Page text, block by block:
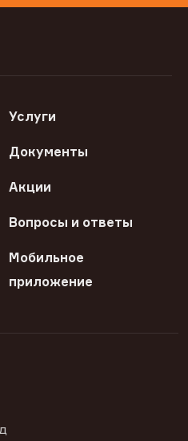
Услуги
Документы
Акции
Вопросы и ответы
Мобильное
приложение